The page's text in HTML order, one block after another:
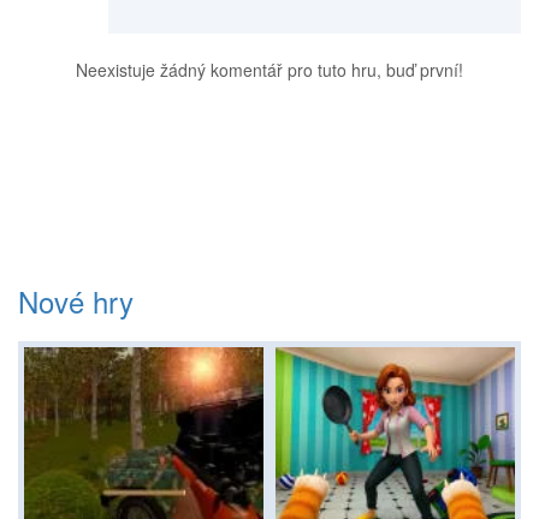
Neexistuje žádný komentář pro tuto hru, buď první!
Nové hry